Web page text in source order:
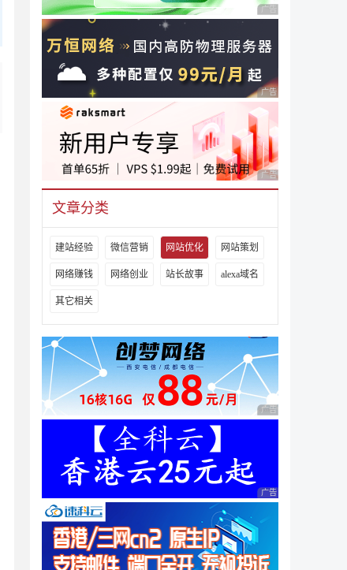
广告 商业广告，理性
广告 商业广告，理性
广告 商业广告，理性
文章分类
建站经验 微信营销 网站优化 网站策划
网络赚钱 网络创业 站长故事 alexa域名
其它相关
广告 商业广告，理性
广告 商业广告，理性